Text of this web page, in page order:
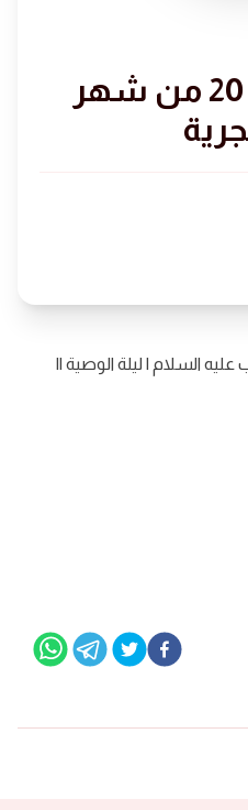
موكب الزنجيل 20 من شهر
السلام | ليلة الوصية ||